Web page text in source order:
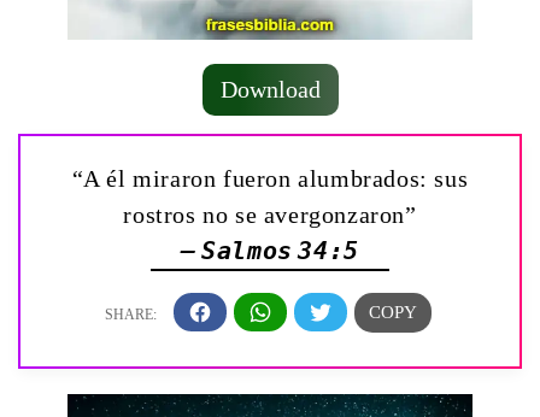
Download
“A él miraron fueron alumbrados: sus
rostros no se avergonzaron”
— Salmos 34:5